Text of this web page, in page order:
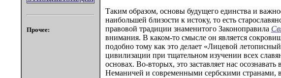
Прочее:
Таким образом, основы будущего единства и
наибольшей близости к истоку, то есть
правовой традиции знаменитого Законоправила
внимания. В каком-то смысле он является
подобно тому как это делает «Лицевой
цивилизации при тщательном изучении всех
основах. Во-вторых, это заставляет нас
Неманичей и современными сербскими странами, в